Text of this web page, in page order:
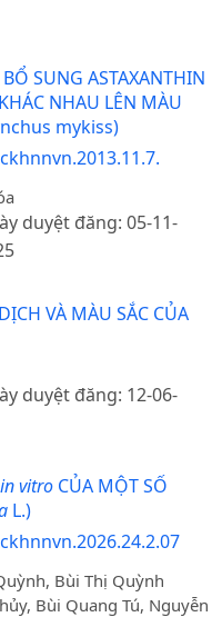
SUNG ASTAXANTHIN
NHAU LÊN MÀU
mykiss)
duyệt đăng: 05-11-
VÀ MÀU SẮC CỦA
duyệt đăng: 12-06-
in vitro CỦA MỘT SỐ
L.)
Bùi Thị Quỳnh
Bùi Quang Tú, Nguyễn